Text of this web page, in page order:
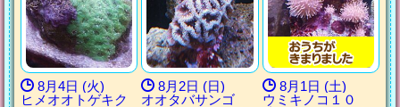
8月4日 (火)
ヒメオオトゲキク
8月2日 (日)
オオタバサンゴ
8月1日 (土)
ウミキノコ１０